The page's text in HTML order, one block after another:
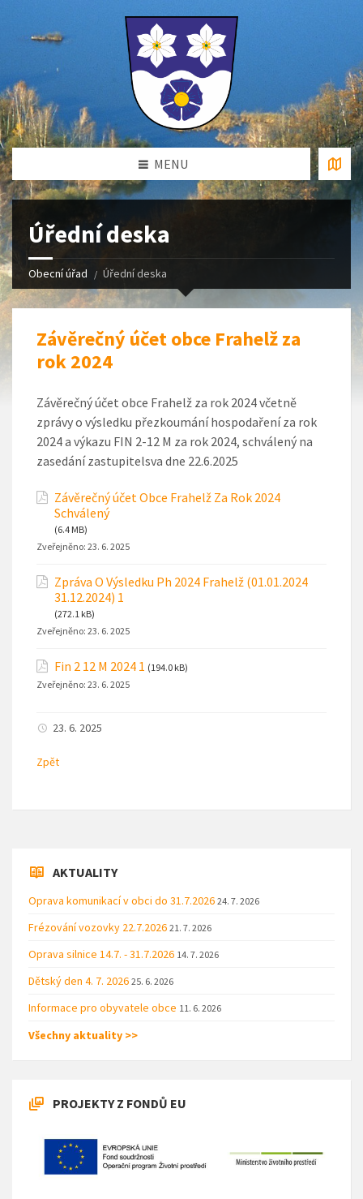
MENU
Úřední deska
Obecní úřad Úřední deska
Závěrečný účet obce Frahelž za
rok 2024
Závěrečný účet obce Frahelž za rok 2024 včetně
zprávy o výsledku přezkoumání hospodaření za rok
2024 a výkazu FIN 2-12 M za rok 2024, schválený na
zasedání zastupitelsva dne 22.6.2025
Závěrečný účet Obce Frahelž Za Rok 2024
Schválený
(6.4 MB)
Zveřejněno: 23. 6. 2025
Zpráva O Výsledku Ph 2024 Frahelž (01.01.2024
31.12.2024) 1
(272.1 kB)
Zveřejněno: 23. 6. 2025
Fin 2 12 M 2024 1 (194.0 kB)
Zveřejněno: 23. 6. 2025
23. 6. 2025
Zpět
AKTUALITY
Oprava komunikací v obci do 31.7.2026 24. 7. 2026
Frézování vozovky 22.7.2026 21. 7. 2026
Oprava silnice 14.7. - 31.7.2026 14. 7. 2026
Dětský den 4. 7. 2026 25. 6. 2026
Informace pro obyvatele obce 11. 6. 2026
Všechny aktuality >>
PROJEKTY Z FONDŮ EU